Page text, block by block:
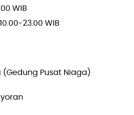
WIB
23.00 WIB
(Gedung Pusat Niaga)